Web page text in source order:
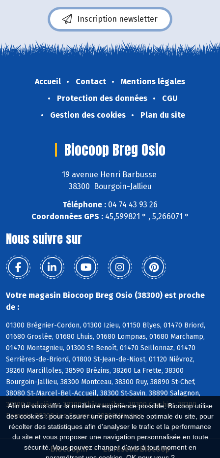
Afin de vous offrir la meilleure expérience possible, Biocoop utilise
des cookies : pour assurer une performance optimale du site, pour
récolter des statistiques afin d'analyser le trafic et la performance
du site et vous proposer une navigation personnalisée en toute
sécurité. Vous pouvez changer d'avis à tout moment en
Inscription newsletter
Accueil Contact
Mentions légales
Protection des données
CGU
Gestion des cookies
Plan du site
Biocoop Breg Osio
19 avenue Henri Barbusse
38300 Bourgoin-Jallieu
Téléphone : 04 74 43 93 26
Coordonnées GPS :45,599821 ° , 5,266071 °
Nous suivre sur
Votre magasin Biocoop Breg Osio (38300) est proche
de :
01300 Brégnier-Cordon, 01300 Izieu, 01150 Blyes, 01470 Briord,
01680 Groslée, 01680 Lhuis, 01680 Lompnas, 01680 Marchamp,
01470 Montagnieu, 01300 St-Benoît, 01470 Seillonnaz, 01470
Serrières-de-Briord, 01800 St-Jean-de-Niost, 01120 Niévroz,
38260 Marcilloles, 38590 Brézins, 38260 La Frette, 38300
Bourgoin-Jallieu, 38300 Montceau, 38300 Ruy, 38890 St-Chef,
38080 St-Marcel-Bel-Accueil, 38300 St-Savin, 38890 Salagnon,
38300 Badinières, 38300 Châteauvilain, 38300 Crachier, 38300
Domarin, 38300 Les Eparres, 38300 Maubec
Biocoop.fr Le réseau Biocoop